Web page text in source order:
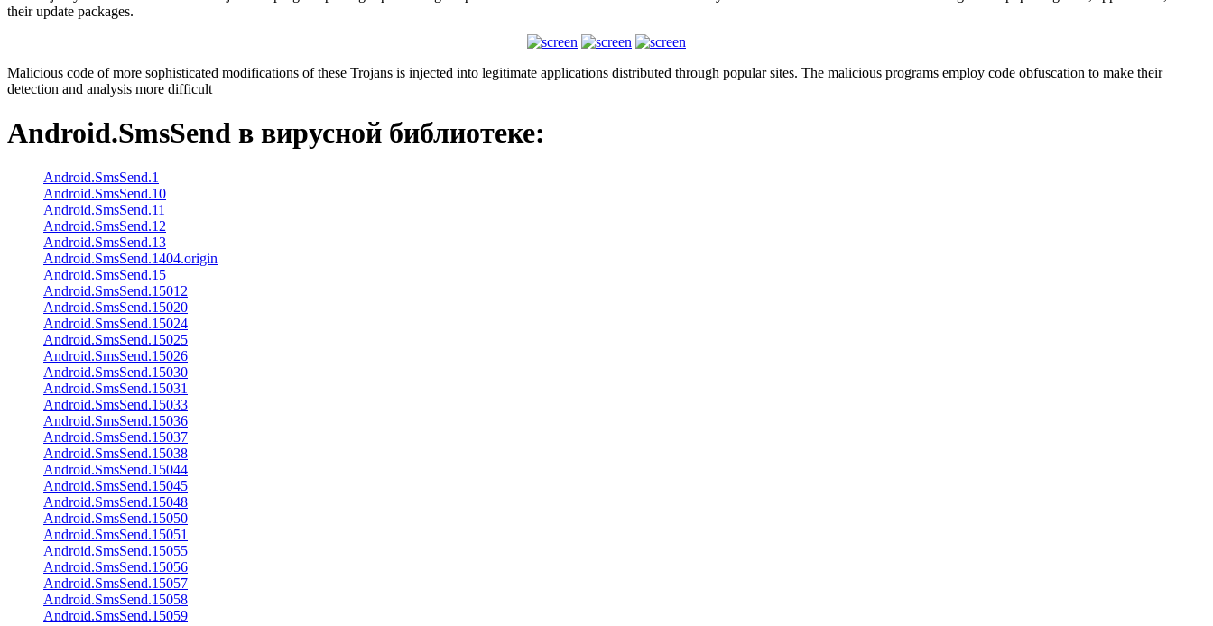
their update packages.
Malicious code of more sophisticated modifications of these Trojans is injected into legitimate applications distributed through popular sites. The malicious programs employ code obfuscation to make their
detection and analysis more difficult
Android.SmsSend в вирусной библиотеке:
Android.SmsSend.1
Android.SmsSend.10
Android.SmsSend.11
Android.SmsSend.12
Android.SmsSend.13
Android.SmsSend.1404.origin
Android.SmsSend.15
Android.SmsSend.15012
Android.SmsSend.15020
Android.SmsSend.15024
Android.SmsSend.15025
Android.SmsSend.15026
Android.SmsSend.15030
Android.SmsSend.15031
Android.SmsSend.15033
Android.SmsSend.15036
Android.SmsSend.15037
Android.SmsSend.15038
Android.SmsSend.15044
Android.SmsSend.15045
Android.SmsSend.15048
Android.SmsSend.15050
Android.SmsSend.15051
Android.SmsSend.15055
Android.SmsSend.15056
Android.SmsSend.15057
Android.SmsSend.15058
Android.SmsSend.15059